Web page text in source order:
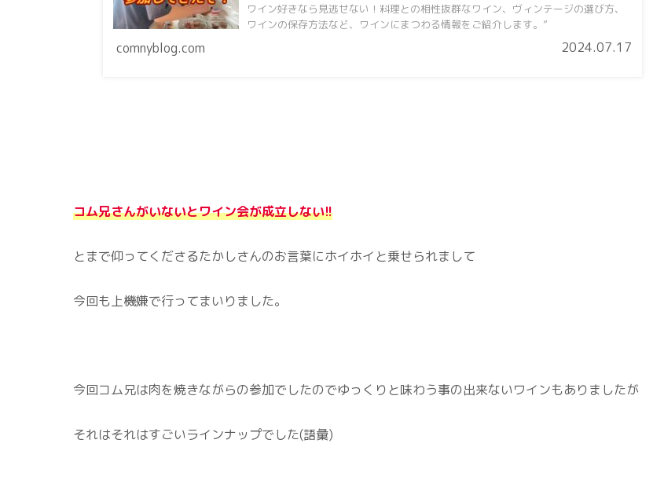
ワイン好きなら見逃せない！料理との相性抜群なワイン、ヴィンテージの選び方、
ワインの保存方法など、ワインにまつわる情報をご紹介します。”
comnyblog.com 2024.07.17
コム兄さんがいないとワイン会が成立しない!!
とまで仰ってくださるたかしさんのお言葉にホイホイと乗せられまして
今回も上機嫌で行ってまいりました。
今回コム兄は肉を焼きながらの参加でしたのでゆっくりと味わう事の出来ないワインもありましたが
それはそれはすごいラインナップでした(語彙)